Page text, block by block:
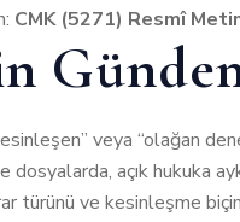
CMK (5271) Resmî
veya “olağan
açık hukuka
türünü ve kesinleşme